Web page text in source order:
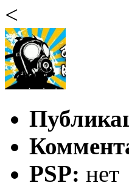
<
PSP: нет